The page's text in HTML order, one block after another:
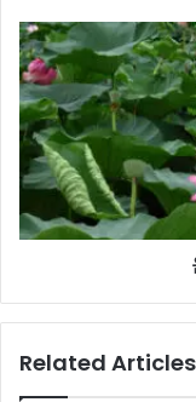
지
내
운
천
저
수
지
백
석
골
Related Articles